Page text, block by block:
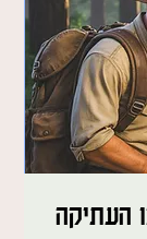
העתיקה